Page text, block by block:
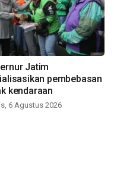
Jatim
pembebasan
kendaraan
6 Agustus 2026